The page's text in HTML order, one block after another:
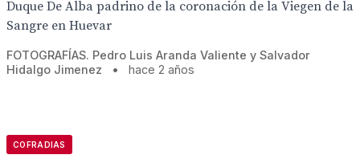
Duque De Alba padrino de la coronación de la Viegen de la
Sangre en Huevar
FOTOGRAFÍAS. Pedro Luis Aranda Valiente y Salvador
Hidalgo Jimenez
• hace 2 años
COFRADIAS